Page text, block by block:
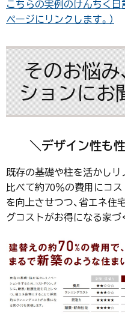
こちらの実例のけんちく日
ページにリンクします。）
そのお悩み
ションにお
＼デザイン性も
既存の基礎や柱を活かしリ
比べて約70％の費用にコス
を向上させつつ、省エネ住
グコストがお得になる家づ